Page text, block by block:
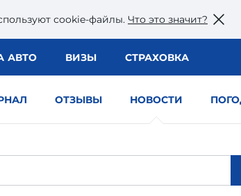
сookie-файлы. Что это значит?
АВТО ВИЗЫ СТРАХОВКА
ОТЗЫВЫ НОВОСТИ